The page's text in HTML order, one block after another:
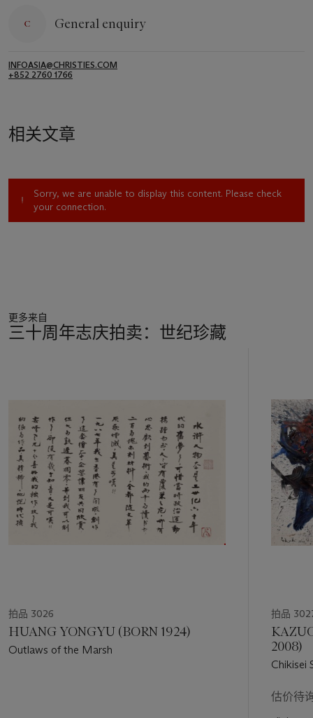
General enquiry
INFOASIA@CHRISTIES.COM
+852 2760 1766
相关文章
Sorry, we are unable to display this content. Please check
your connection.
更多来自
三十周年志庆拍卖：世纪珍藏
个
拍品 3026
HUANG YONGYU (BORN 1924)
Outlaws of the Marsh
拍品
2008)
Chikisei
估价待